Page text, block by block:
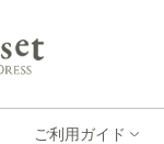
ご利用ガイド